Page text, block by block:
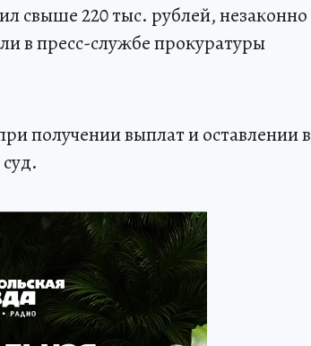
свыше 220 тыс. рублей, незаконно
в пресс-службе прокуратуры
получении выплат и оставлении в